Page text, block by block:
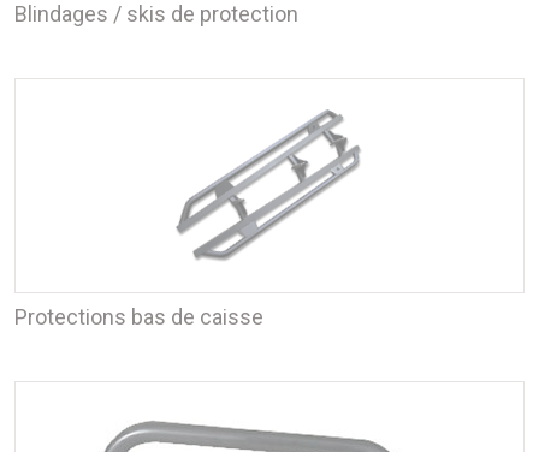
Blindages / skis de protection
Protections bas de caisse